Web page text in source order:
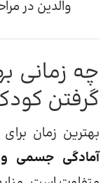
والدین در
چه زمانی
گرفتن
بهترین زمان
آمادگی جسمی و